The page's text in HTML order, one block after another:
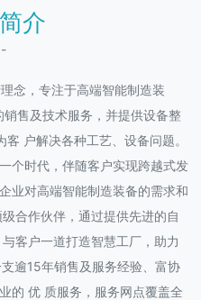
介
念，专注于高端智能制造装
售及技术服务，并提供设备整
户解决各种工艺、设备问题。
个时代，伴随客户实现跨越式发
业对高端智能制造装备的需求和
合作伙伴，通过提供先进的自
客户一道打造智慧工厂，助力
逾15年销售及服务经验、富协
的 优 质服务，服务网点覆盖全